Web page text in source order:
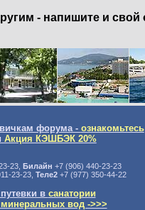
- напишите и свой
форума - ознакомьтесь
Акция КЭШБЭК 20%
23, Билайн +7 (906) 440-23-23
23-23, Теле2+7 (977) 350-44-22
в санатории
минеральных вод ->>>